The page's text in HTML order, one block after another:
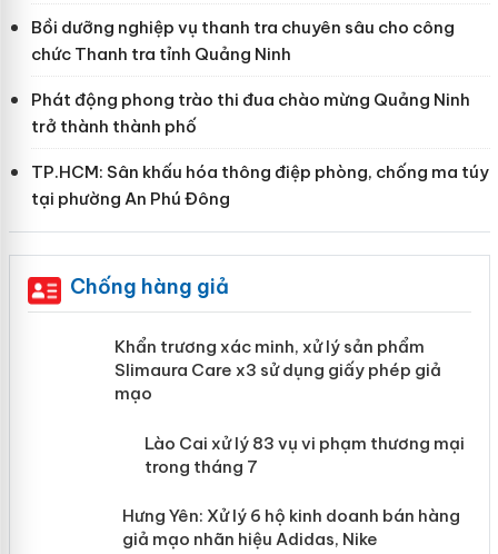
Bồi dưỡng nghiệp vụ thanh tra chuyên sâu cho công
chức Thanh tra tỉnh Quảng Ninh
Phát động phong trào thi đua chào mừng Quảng Ninh
trở thành thành phố
TP.HCM: Sân khấu hóa thông điệp phòng, chống ma túy
tại phường An Phú Đông
Chống hàng giả
Khẩn trương xác minh, xử lý sản phẩm
Slimaura Care x3 sử dụng giấy phép giả
mạo
Lào Cai xử lý 83 vụ vi phạm thương
mại trong tháng 7